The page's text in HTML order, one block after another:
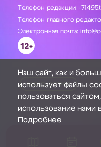
Телефон редакции:
Телефон главного
Электронная почта:
12+
ЗАДАТЬ ВОПРОС
Наш сайт, как и
использует файлы
пользоваться
использование нами
Подробнее